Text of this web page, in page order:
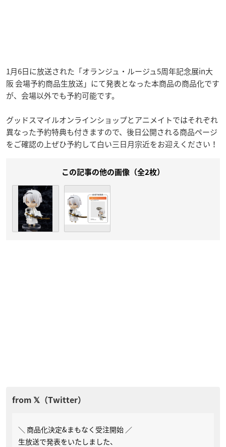
1月6日に放送された「オランジュ・ルージュ5周年記念展in大
阪 会場予約商品生放送」にて発表となった本商品の商品化です
が、会場以外でも予約可能です。
グッドスマイルオンラインショップとアニメイトではそれぞれ
異なった予約特典も付きますので、後日公開される商品ページ
をご確認の上ぜひ予約して白い三日月宗近をお迎えください！
この記事の他の画像（全2枚）
＼ 商品化決定&まもなく受注開始 ／
生放送で発表をいたしました、